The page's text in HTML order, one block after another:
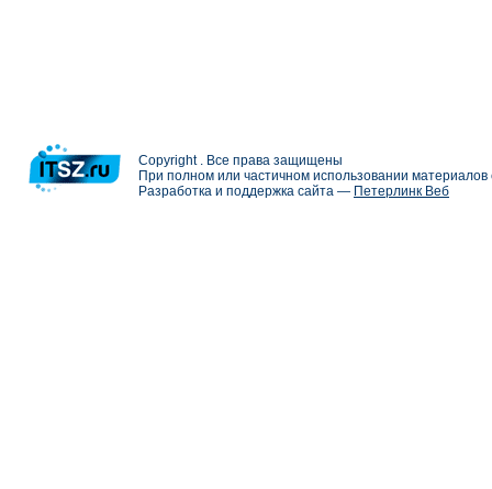
Copyright . Все права защищены
При полном или частичном использовании
Разработка и поддержка сайта — Петерлинк Веб